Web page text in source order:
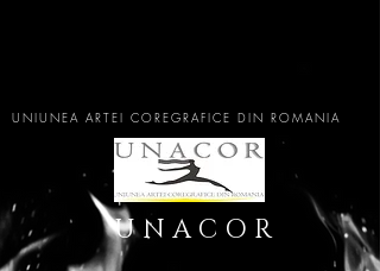
UNIUNEA ARTEI COREGRAFICE DIN ROMANIA
U N A C O R